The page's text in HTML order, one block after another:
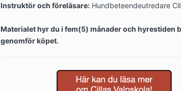
Instruktör och föreläsare:Hundbeteendeutredare
Materialet hyr du i fem(5) månader och hyrestiden
genomför köpet.